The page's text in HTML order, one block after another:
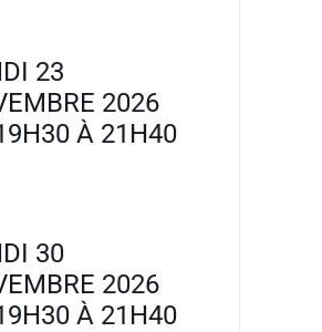
23
2026
À 21H40
30
2026
À 21H40